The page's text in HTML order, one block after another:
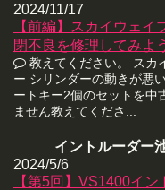
2024/11/17
【前編】スカイウェ
閉不良を修理してみよ
教えてください。 スカ
ー シリンダーの動きが悪
ートキー2個のセットを中
ません教えてくださ...
イントルーダー
2024/5/6
【第5回】VS1400イ